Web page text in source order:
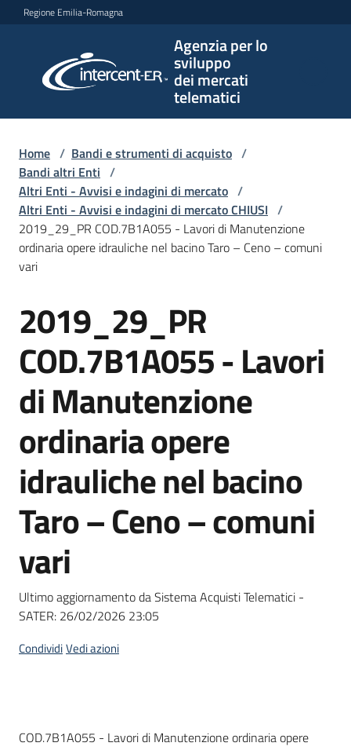
Vai al contenuto
Vai alla navigazione
Vai al footer
Regione Emilia-Romagna
Agenzia per lo
sviluppo
dei mercati
telematici
per lo
sviluppo
telematici
L'Agenzia
e
strumenti
acquisto
Supporto
Piattaforme
telematiche
English
site
su
Home / Bandi e strumenti di acquisto /
Bandi altri Enti /
Altri Enti - Avvisi e indagini di mercato /
Altri Enti - Avvisi e indagini di mercato CHIUSI /
2019_29_PR COD.7B1A055 - Lavori di Manutenzione
ordinaria opere idrauliche nel bacino Taro – Ceno – comuni
vari
Salta al contenuto
2019_29_PR
COD.7B1A055 - Lavori
di Manutenzione
ordinaria opere
idrauliche nel bacino
Taro – Ceno – comuni
vari
Ultimo aggiornamento da Sistema Acquisti Telematici -
SATER: 26/02/2026 23:05
CondividiVedi azioni
Dati del bando
COD.7B1A055 - Lavori di Manutenzione ordinaria opere